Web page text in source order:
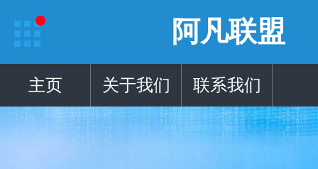
阿凡联盟
主页 关于我们 联系我们